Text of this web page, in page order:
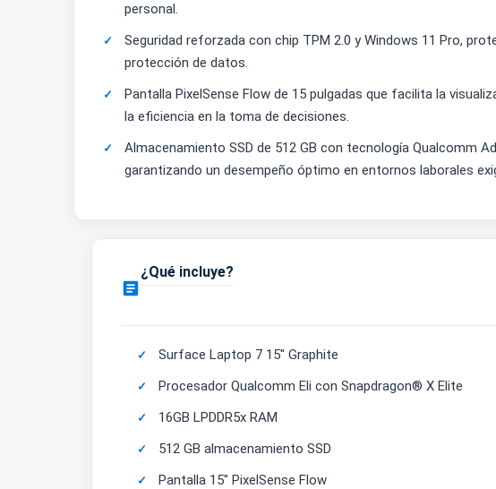
personal.
Seguridad reforzada con chip TPM 2.0 y Windows 11 Pro,
protección de datos.
Pantalla PixelSense Flow de 15 pulgadas que facilita la
la eficiencia en la toma de decisiones.
Almacenamiento SSD de 512 GB con tecnología Qualcomm
garantizando un desempeño óptimo en entornos laborales

¿Qué incluye?
Surface Laptop 7 15" Graphite
Procesador Qualcomm Eli con Snapdragon® X Elite
16GB LPDDR5x RAM
512 GB almacenamiento SSD
Pantalla 15" PixelSense Flow